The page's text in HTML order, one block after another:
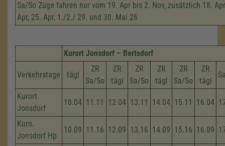
Sa/So Züge fahren nur vom 19. Apr bis 2. Nov, zusätzlich 18.
Apr, 25. Apr, 1./2./ 29. und 30. Mai 26
Kurort Jonsdorf – Bertsdorf
Verkehrstage tägl
ZR
Sa/So
ZR
tägl
ZR
Sa/So
ZR
tägl
ZR
Sa/So
ZR
tägl
Kurort
Jonsdorf
10.04 11.11 12.04 13.11 14.04 15.11 16.04
Kuro.
Jonsdorf Hp
10.09 11.16 12.09 13.16 14.09 15.16 16.09